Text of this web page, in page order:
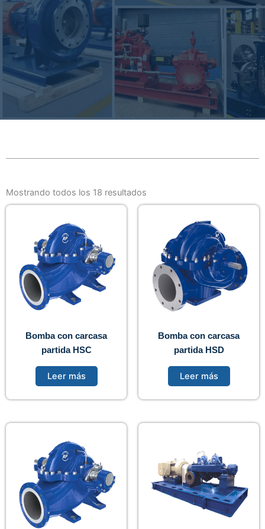
Mostrando todos los 18 resultados
Bomba con carcasa
partida HSC
Leer más
Bomba con carcasa
partida HSD
Leer más